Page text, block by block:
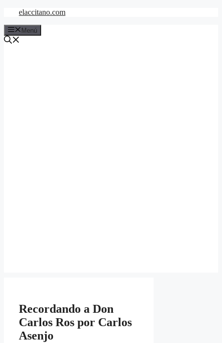
Saltar
contenido
elaccitano.com
Menú
Recordando a Don
Carlos Ros por Carlos
Asenjo